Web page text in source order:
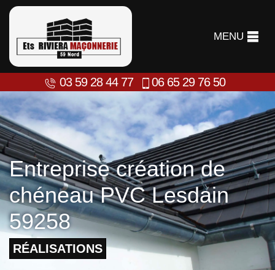
MENU
03 59 28 44 77 06 65 29 76 50
Entreprise création de
chéneau PVC Lesdain
59258
RÉALISATIONS